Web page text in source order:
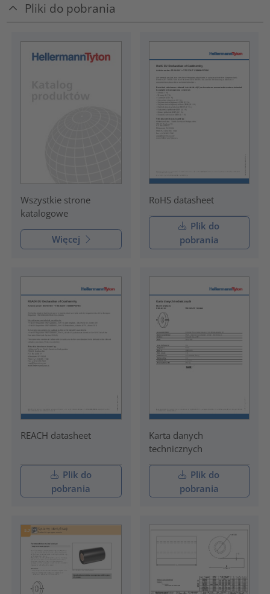
Pliki do pobrania
Wszystkie strone
katalogowe
Więcej
RoHS datasheet
Plik do
pobrania
REACH datasheet
Plik do
pobrania
Karta danych
technicznych
Plik do
pobrania